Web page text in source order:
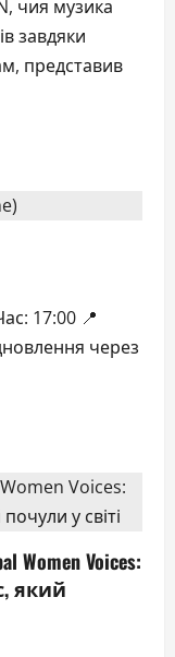
чия музика
завдяки
представив
17:00 📍
через
Voices:
який